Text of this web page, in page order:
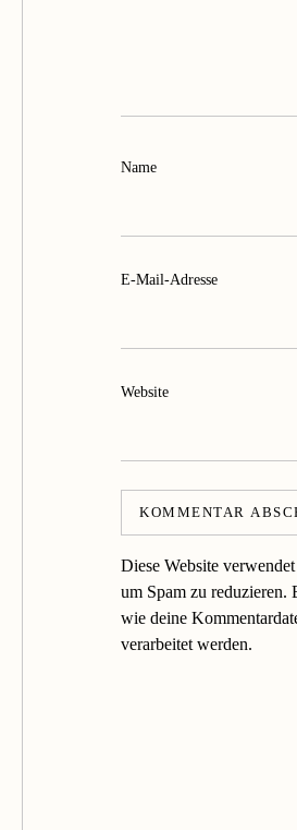
Name
E-Mail-Adresse
Website
Diese Website
um Spam zu reduzieren.
wie deine
verarbeitet werden.